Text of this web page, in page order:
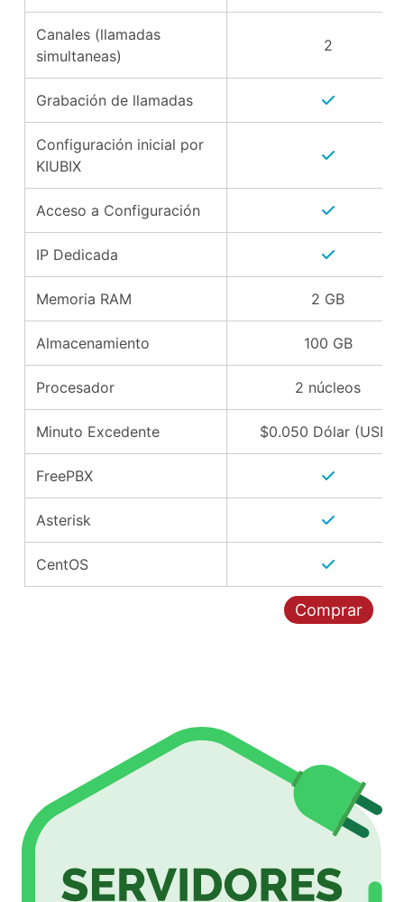
Canales (llamadas
simultaneas)
2
Grabación de llamadas
Configuración inicial por
KIUBIX
Acceso a Configuración
IP Dedicada
Memoria RAM 2 GB
Almacenamiento 100 GB
Procesador 2 núcleos
Minuto Excedente $0.050 Dólar (USD)
FreePBX
Asterisk
CentOS
Comprar